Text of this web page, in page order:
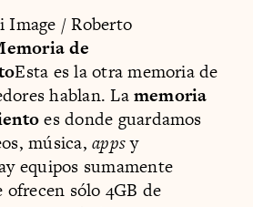
Image / Roberto
de
Esta es la otra memoria de
hablan. Lamemoria
es donde guardamos
música,appsy
equipos sumamente
ofrecen sólo 4GB de